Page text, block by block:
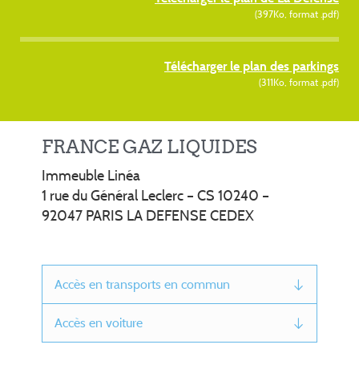
(397Ko, format .pdf)
Télécharger le plan des parkings
(311Ko, format .pdf)
FRANCE GAZ LIQUIDES
Immeuble Linéa
1 rue du Général Leclerc – CS 10240 –
92047 PARIS LA DEFENSE CEDEX
Accès en transports en commun
Accès en voiture